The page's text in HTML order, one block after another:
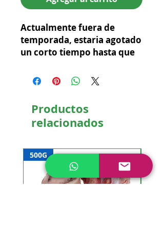
Actualmente fuera de
temporada, estaria agotado
un corto tiempo hasta que
adecuada.
Productos
relacionados
500G